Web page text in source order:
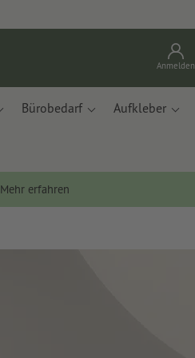
Anmelden
Bürobedarf Aufkleber
Mehr erfahren